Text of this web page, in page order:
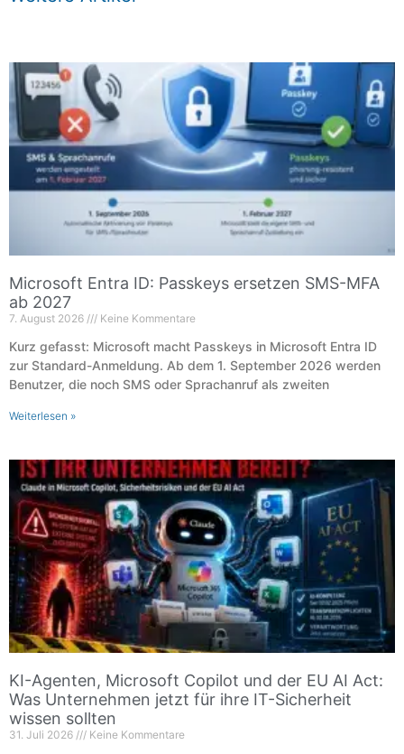
Microsoft Entra ID: Passkeys ersetzen SMS-MFA
ab 2027
7. August 2026 Keine Kommentare
Kurz gefasst: Microsoft macht Passkeys in Microsoft Entra ID
zur Standard-Anmeldung. Ab dem 1. September 2026 werden
Benutzer, die noch SMS oder Sprachanruf als zweiten
Weiterlesen »
KI-Agenten, Microsoft Copilot und der EU AI Act:
Was Unternehmen jetzt für ihre IT-Sicherheit
wissen sollten
31. Juli 2026 Keine Kommentare